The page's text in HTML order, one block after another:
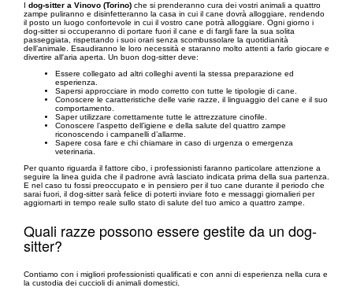
I dog-sitter a Vinovo (Torino) che si prenderanno cura dei vostri animali a quattro
zampe puliranno e disinfetteranno la casa in cui il cane dovrà alloggiare, rendendo
il posto un luogo confortevole in cui il vostro cane potrà alloggiare. Ogni giorno i
dog-sitter si occuperanno di portare fuori il cane e di fargli fare la sua solita
passeggiata, rispettando i suoi orari senza scombussolare la quotidianità
dell’animale. Esaudiranno le loro necessità e staranno molto attenti a farlo giocare e
divertire all'aria aperta. Un buon dog-sitter deve:
Essere collegato ad altri colleghi aventi la stessa preparazione ed
esperienza.
Sapersi approcciare in modo corretto con tutte le tipologie di cane.
Conoscere le caratteristiche delle varie razze, il linguaggio del cane e il suo
comportamento.
Saper utilizzare correttamente tutte le attrezzature cinofile.
Conoscere l’aspetto dell’igiene e della salute del quattro zampe
riconoscendo i campanelli d’allarme.
Sapere cosa fare e chi chiamare in caso di urgenza o emergenza
veterinaria.
Per quanto riguarda il fattore cibo, i professionisti faranno particolare attenzione a
seguire la linea guida che il padrone avrà lasciato indicata prima della sua partenza.
E nel caso tu fossi preoccupato e in pensiero per il tuo cane durante il periodo che
sarai fuori, il dog-sitter sarà felice di poterti inviare foto e messaggi giornalieri per
aggiornarti in tempo reale sullo stato di salute del tuo amico a quattro zampe.
Quali razze possono essere gestite da un dog-
sitter?
Contiamo con i migliori professionisti qualificati e con anni di esperienza nella cura e
la custodia dei cuccioli di animali domestici.